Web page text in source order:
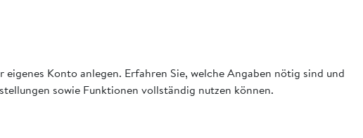
Konto anlegen. Erfahren Sie, welche Angaben nötig sind und
sowie Funktionen vollständig nutzen können.